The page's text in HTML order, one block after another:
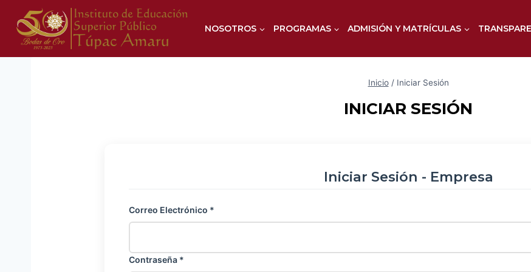
contenido
NOSOTROS PROGRAMAS ADMISIÓN Y MATRÍCULAS
Inicio / Iniciar Sesión
INICIAR SESIÓN
Iniciar Sesión - Empresa
Correo Electrónico *
Contraseña *